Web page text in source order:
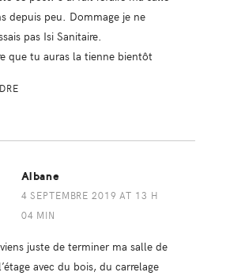
depuis peu. Dommage je ne
pas Isi Sanitaire.
que tu auras la tienne bientôt
Albane
4 SEPTEMBRE 2019 AT 13 H
04 MIN
juste de terminer ma salle de
avec du bois, du carrelage